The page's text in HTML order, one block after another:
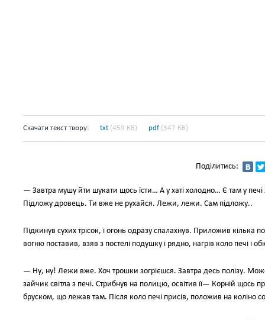
Скачати текст твору: txt (459 КБ) pdf (347 КБ)
Поділитись:
— Завтра мушу йти шукати щось їсти… А у хаті холодно… Є там у
Підложу дровець. Ти вже не рухайся. Лежи, лежи. Сам підложу..
Підкинув сухих трісок, і огонь одразу спалахнув. Приложив кілька
вогню поставив, взяв з постелі подушку і рядно, нагрів коло печі і
— Ну, ну! Лежи вже. Хоч трошки зогрієшся. Завтра десь полізу.
зайчик світла з печі. Стрибнув на полицю, освітив її— Корній щось
бруском, що лежав там. Після коло печі присів, положив на коліно